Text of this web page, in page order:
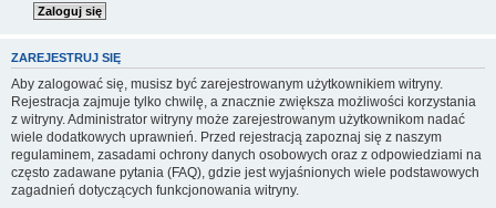
ZAREJESTRUJ SIĘ
Aby zalogować się, musisz być zarejestrowanym użytkownikiem witryny.
Rejestracja zajmuje tylko chwilę, a znacznie zwiększa możliwości korzystania
z witryny. Administrator witryny może zarejestrowanym użytkownikom nadać
wiele dodatkowych uprawnień. Przed rejestracją zapoznaj się z naszym
regulaminem, zasadami ochrony danych osobowych oraz z odpowiedziami na
często zadawane pytania (FAQ), gdzie jest wyjaśnionych wiele podstawowych
zagadnień dotyczących funkcjonowania witryny.